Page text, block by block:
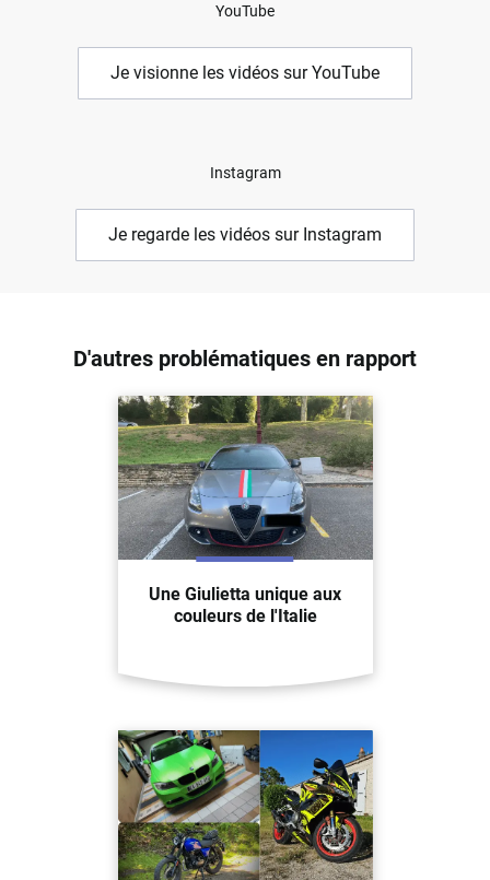
YouTube
Je visionne les vidéos sur YouTube
Instagram
Je regarde les vidéos sur Instagram
D'autres problématiques en rapport
Une Giulietta unique aux
couleurs de l'Italie